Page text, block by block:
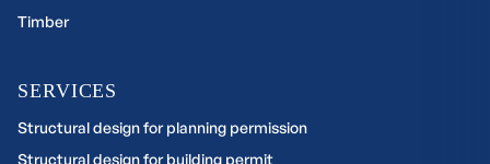
Timber
SERVICES
Structural design for planning permission
Structural design for building permit